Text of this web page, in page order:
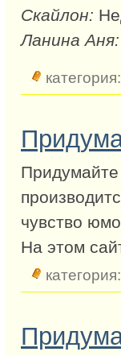
Скайлон:
Ланина Аня:
категория:
Придумайте
чувство
На этом
категория: